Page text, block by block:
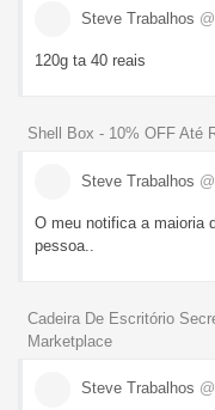
Steve Trabalhos
120g ta 40 reais
Shell Box - 10% OFF Até
Steve Trabalhos
O meu notifica a maioria
pessoa..
Cadeira De Escritório
Marketplace
Steve Trabalhos